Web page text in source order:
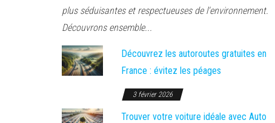
plus séduisantes et respectueuses de l'environnement.
Découvrons ensemble...
Découvrez les autoroutes gratuites en
France : évitez les péages
3 février 2026
Trouver votre voiture idéale avec Auto